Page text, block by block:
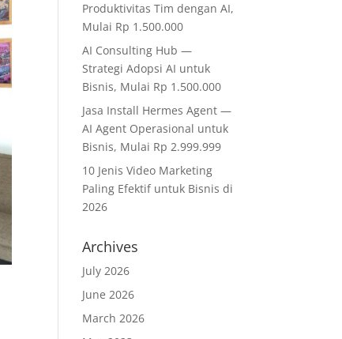
Produktivitas Tim dengan AI,
Mulai Rp 1.500.000
AI Consulting Hub —
Strategi Adopsi AI untuk
Bisnis, Mulai Rp 1.500.000
Jasa Install Hermes Agent —
AI Agent Operasional untuk
Bisnis, Mulai Rp 2.999.999
10 Jenis Video Marketing
Paling Efektif untuk Bisnis di
2026
Archives
July 2026
June 2026
March 2026